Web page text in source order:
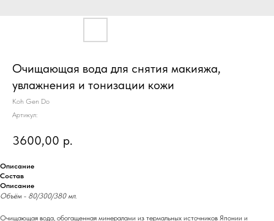
Очищающая вода для снятия макияжа,
увлажнения и тонизации кожи
Koh Gen Do
Артикул:
3600,00 р.
Описание
Состав
Описание
Объём - 80/300/380 мл.
Очищающая вода, обогащенная минералами из термальных источников Японии и